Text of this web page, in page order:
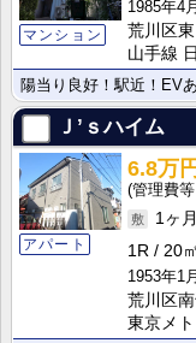
マンション
1985年4月
荒川区
山手線
陽当り良好！駅近！EV
Ｊ’ｓハイム
アパート
6.8万円
1ヶ月
1R
20㎡
1953年1月
荒川区
東京メ